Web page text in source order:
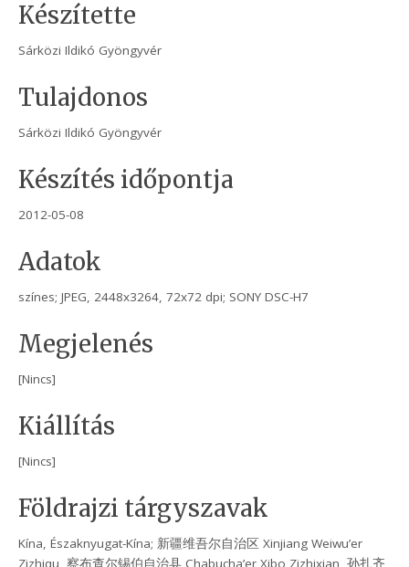
Készítette
Sárközi Ildikó Gyöngyvér
Tulajdonos
Sárközi Ildikó Gyöngyvér
Készítés időpontja
2012-05-08
Adatok
színes; JPEG, 2448x3264, 72x72 dpi; SONY DSC-H7
Megjelenés
[Nincs]
Kiállítás
[Nincs]
Földrajzi tárgyszavak
Kína, Északnyugat-Kína; 新疆维吾尔自治区 Xinjiang Weiwu’er
Zizhiqu, 察布查尔锡伯自治县 Chabucha’er Xibo Zizhixian, 孙扎齐